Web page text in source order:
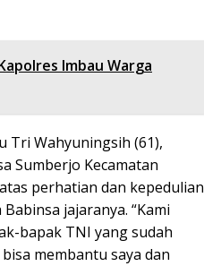
Imbau Warga
Tri Wahyuningsih (61),
Sumberjo Kecamatan
perhatian dan kepedulian
jajaranya. “Kami
bapak TNI yang sudah
membantu saya dan